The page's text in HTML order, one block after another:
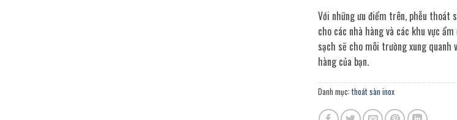
Với những ưu điểm trên, phễu thoát
cho các nhà hàng và các khu vực
sạch sẽ cho môi trường xung quanh
hàng của bạn.
Danh mục: thoát sàn inox